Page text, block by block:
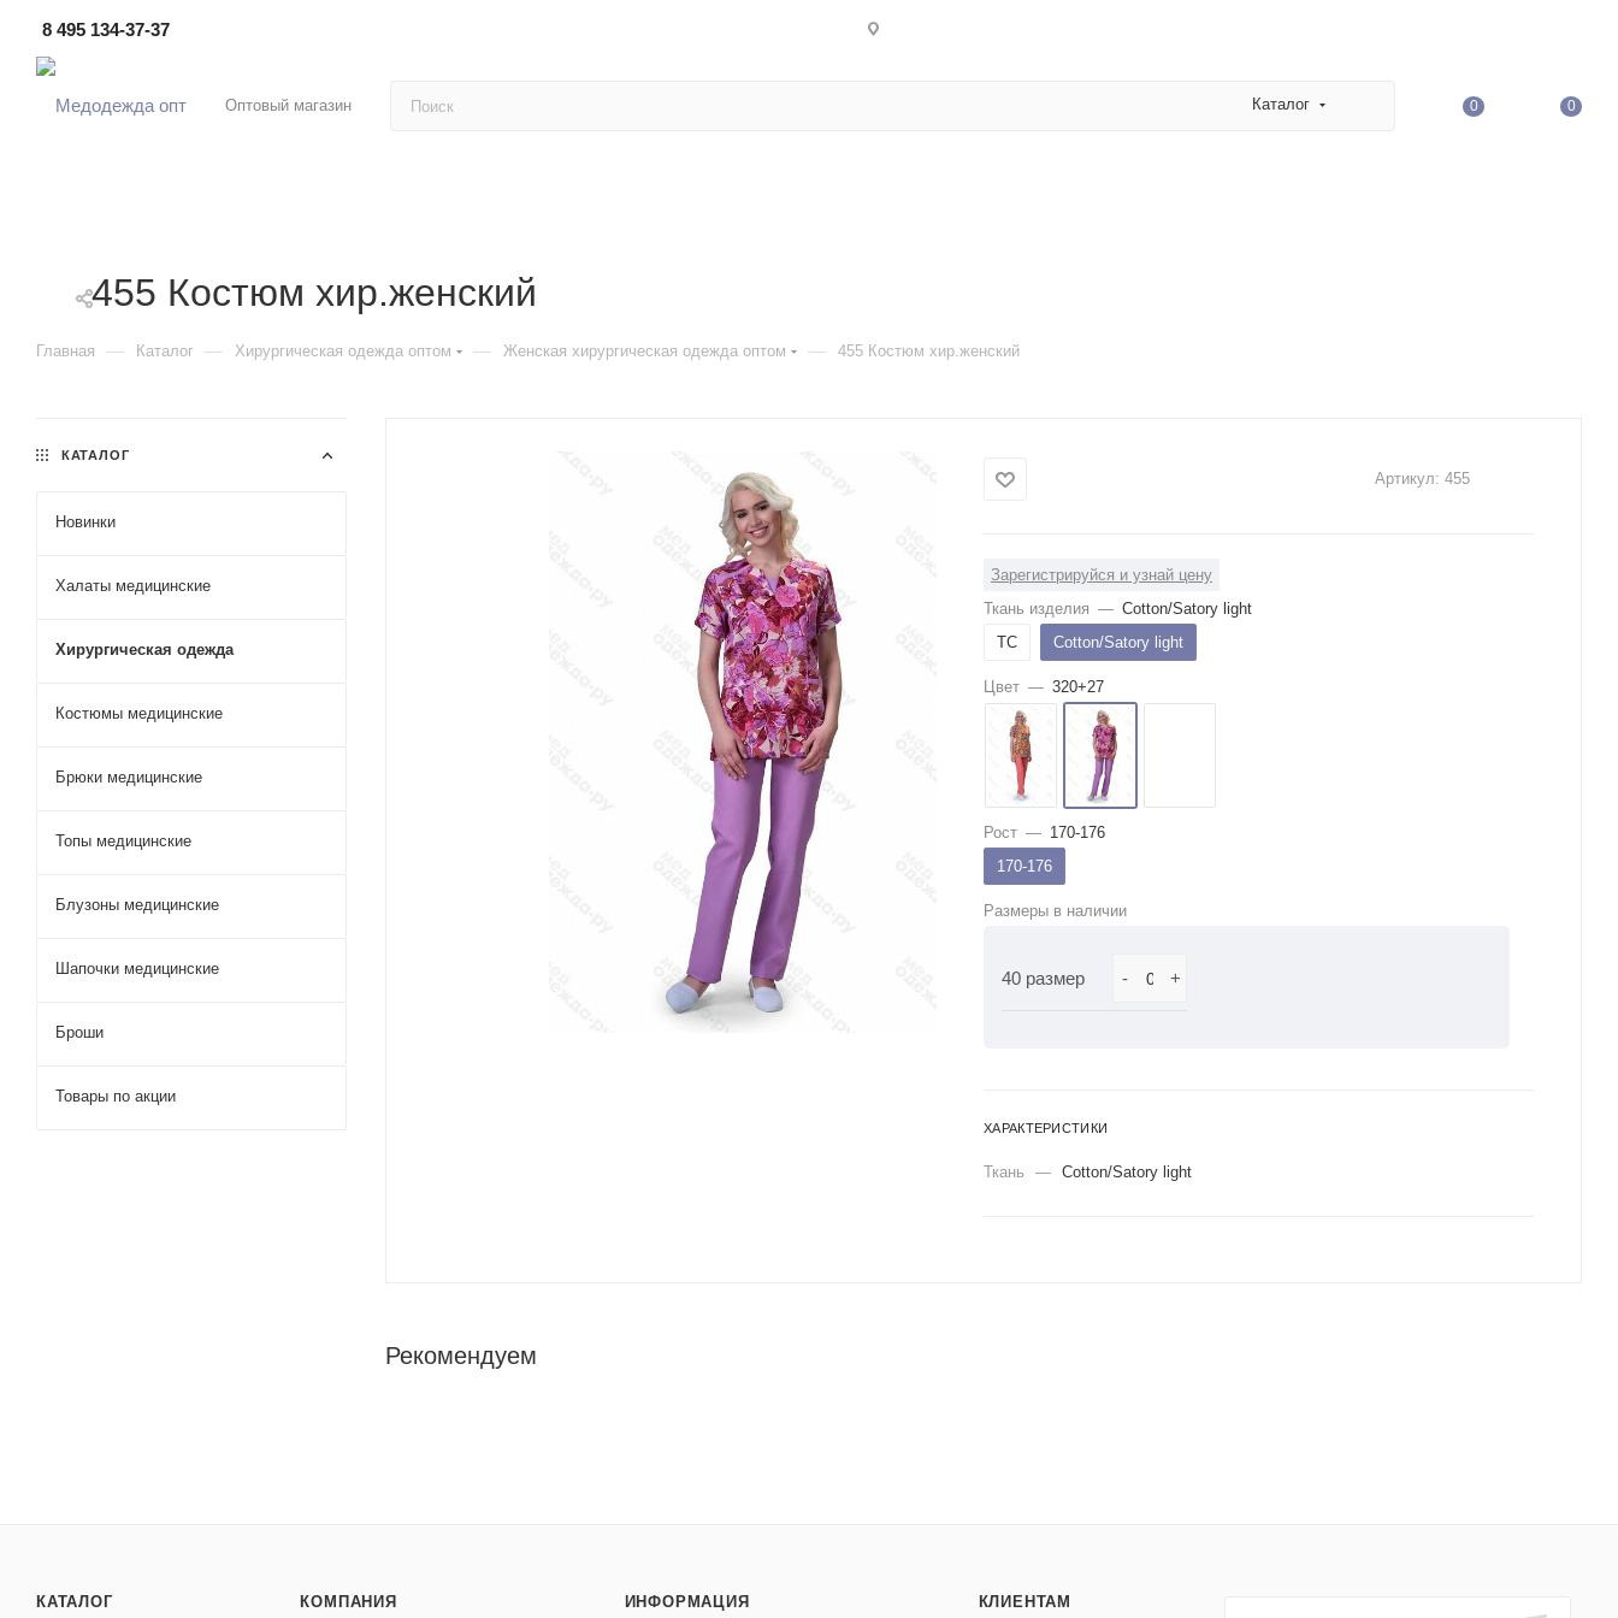
8 495 134-37-37
Оптовый магазин Каталог 0 0
455 Костюм хир.женский
Главная — Каталог — Хирургическая одежда оптом — Женская хирургическая одежда оптом — 455 Костюм хир.женский
Артикул: 455
Зарегистрируйся и узнай цену
Ткань изделия — Cotton/Satory light
ТС
Cotton/Satory light
Цвет — 320+27
Рост — 170-176
170-176
Размеры в наличии
40 размер - +
ХАРАКТЕРИСТИКИ
Ткань — Cotton/Satory light
Рекомендуем
КАТАЛОГ
Новинки
Халаты медицинские
Хирургическая одежда
Костюмы медицинские
Брюки медицинские
Топы медицинские
Блузоны медицинские
Шапочки медицинские
Броши
Товары по акции
КАТАЛОГ КОМПАНИЯ ИНФОРМАЦИЯ КЛИЕНТАМ